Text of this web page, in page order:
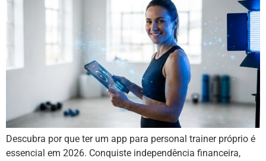
Descubra por que ter um app para personal trainer próprio é
essencial em 2026. Conquiste independência financeira,